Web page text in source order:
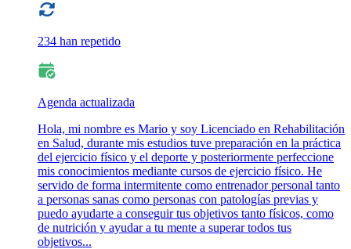
234 han repetido
Agenda actualizada
Hola, mi nombre es Mario y soy Licenciado en Rehabilitación
en Salud, durante mis estudios tuve preparación en la práctica
del ejercicio físico y el deporte y posteriormente perfeccione
mis conocimientos mediante cursos de ejercicio físico. He
servido de forma intermitente como entrenador personal tanto
a personas sanas como personas con patologías previas y
puedo ayudarte a conseguir tus objetivos tanto físicos, como
de nutrición y ayudar a tu mente a superar todos tus
objetivos...